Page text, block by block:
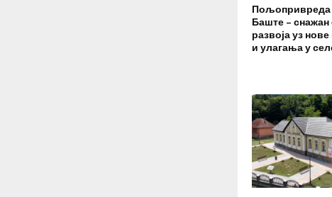
Пољопривреда
Баште –
развоја уз
и улагања у